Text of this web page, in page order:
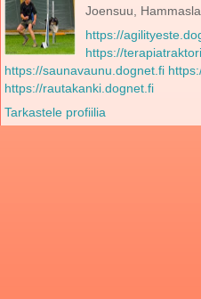
Joensuu,
https://
https://
https://saunavaunu.dognet.fi
https://rautakanki.dognet.fi
Tarkastele profiilia